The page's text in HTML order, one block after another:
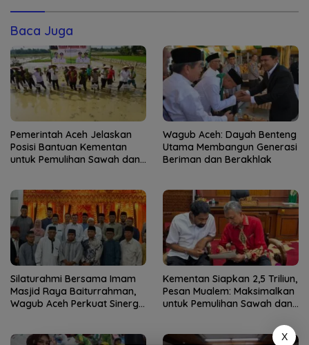
Baca Juga
Pemerintah Aceh Jelaskan
Posisi Bantuan Kementan
untuk Pemulihan Sawah dan
Wagub Aceh: Dayah Benteng
Utama Membangun Generasi
Beriman dan Berakhlak
Silaturahmi Bersama Imam
Masjid Raya Baiturrahman,
Wagub Aceh Perkuat Sinergi
Kementan Siapkan 2,5 Triliun,
Pesan Mualem: Maksimalkan
untuk Pemulihan Sawah dan
X